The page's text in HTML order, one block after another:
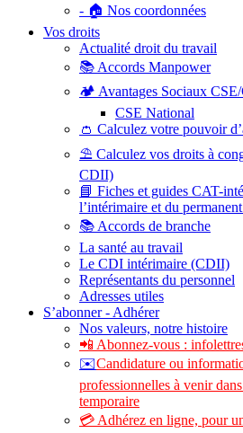
- 🏠 Nos coordonnées
Vos droits
Actualité droit du travail
📚 Accords Manpower
🏕️ Avantages Sociaux
CSE National
👛 Calculez votre pouvoir
⛱️ Calculez vos droits à
CDII)
📘 Fiches et guides CAT-
l’intérimaire et du
📚 Accords de branche
La santé au travail
Le CDI intérimaire (CDII)
Représentants du personnel
Adresses utiles
S’abonner - Adhérer
Nos valeurs, notre histoire
📲 Abonnez-vous :
✉️Candidature ou
professionnelles à venir
temporaire
💳 Adhérez en ligne, pour